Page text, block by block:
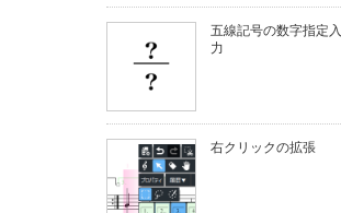
五線記号の数字指定入
力
右クリックの拡張